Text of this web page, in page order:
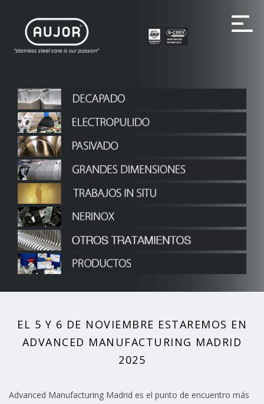
EL 5 Y 6 DE NOVIEMBRE ESTAREMOS EN
ADVANCED MANUFACTURING MADRID
2025
Advanced Manufacturing Madrid es el punto de encuentro más